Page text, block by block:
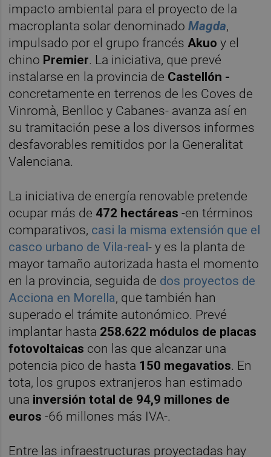
impacto ambiental para el proyecto de la
macroplanta solar denominadoMagda,
impulsado por el grupo francés Akuoy el
chino Premier. La iniciativa, que prevé
instalarse en la provincia de Castellón -
concretamente en terrenos de les Coves de
Vinromà, Benlloc y Cabanes- avanza así en
su tramitación pese a los diversos informes
desfavorables remitidos por la Generalitat
Valenciana.
La iniciativa de energía renovable pretende
ocupar más de 472 hectáreas -en términos
comparativos, casi la misma extensión que el
casco urbano de Vila-real- y es la planta de
mayor tamaño autorizada hasta el momento
en la provincia, seguida de dos proyectos de
Acciona en Morella, que también han
superado el trámite autonómico. Prevé
implantar hasta 258.622 módulos de placas
fotovoltaicas con las que alcanzar una
potencia pico de hasta 150 megavatios. En
tota, los grupos extranjeros han estimado
una inversión total de 94,9 millones de
euros -66 millones más IVA-.
Entre las infraestructuras proyectadas hay